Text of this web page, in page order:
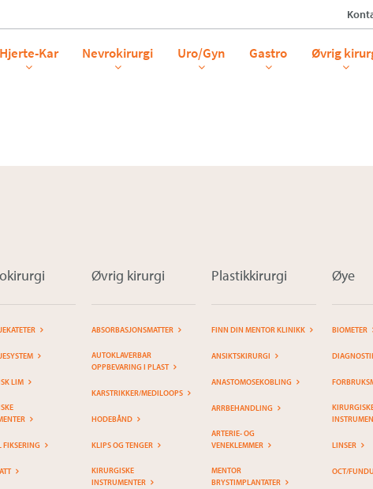
Hjerte-Kar Nevrokirurgi Uro/Gyn Gastro Øvrig
LIM
FIKSERING
Øvrig kirurgi
ABSORBASJONSMATTER
AUTOKLAVERBAR
OPPBEVARING I PLAST
KARSTRIKKER/MEDILOOPS
HODEBÅND
KLIPS OG TENGER
KIRURGISKE
INSTRUMENTER
Plastikkirurgi
FINN DIN MENTOR KLINIKK
ANSIKTSKIRURGI
ANASTOMOSEKOBLING
ARRBEHANDLING
ARTERIE- OG
VENEKLEMMER
MENTOR
BRYSTIMPLANTATER
Øye
BIOMETER
LINSER
OCT/